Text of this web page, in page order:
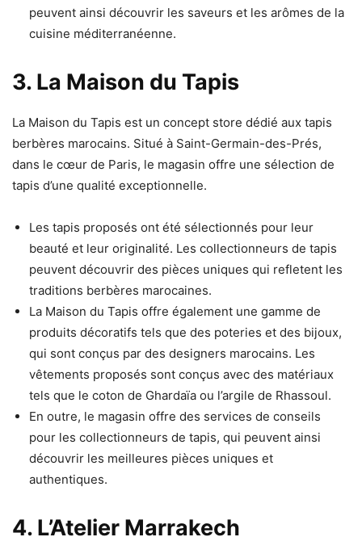
peuvent ainsi découvrir les saveurs et les arômes de la
cuisine méditerranéenne.
3. La Maison du Tapis
La Maison du Tapis est un concept store dédié aux tapis
berbères marocains. Situé à Saint-Germain-des-Prés,
dans le cœur de Paris, le magasin offre une sélection de
tapis d’une qualité exceptionnelle.
Les tapis proposés ont été sélectionnés pour leur
beauté et leur originalité. Les collectionneurs de tapis
peuvent découvrir des pièces uniques qui refletent les
traditions berbères marocaines.
La Maison du Tapis offre également une gamme de
produits décoratifs tels que des poteries et des bijoux,
qui sont conçus par des designers marocains. Les
vêtements proposés sont conçus avec des matériaux
tels que le coton de Ghardaïa ou l’argile de Rhassoul.
En outre, le magasin offre des services de conseils
pour les collectionneurs de tapis, qui peuvent ainsi
découvrir les meilleures pièces uniques et
authentiques.
4. L’Atelier Marrakech